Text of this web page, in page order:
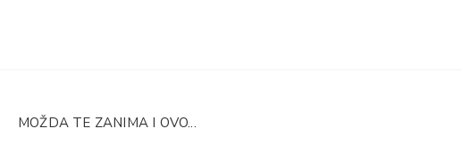
MOŽDA TE ZANIMA I OVO...